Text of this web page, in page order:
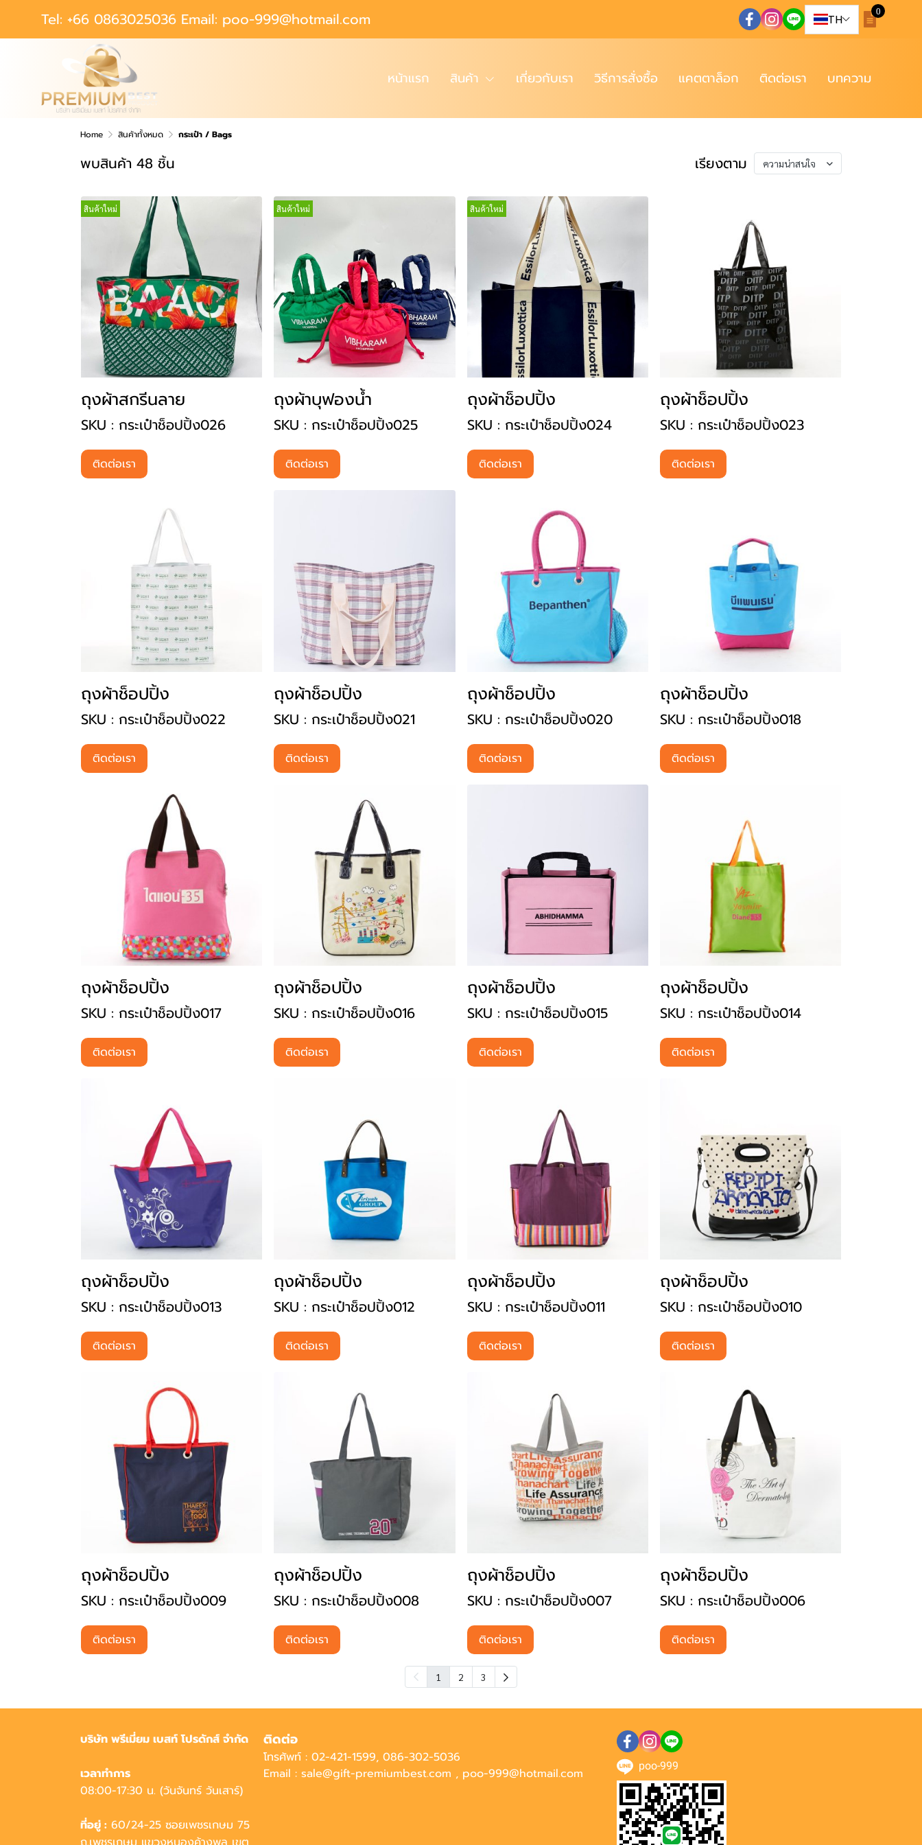
Tel: +66 0863025036 Email: poo-999@hotmail.com TH
0
หน้าแรก สินค้า เกี่ยวกับเรา วิธีการสั่งซื้อ แคตตาล็อก ติดต่อเรา บทความ
Home สินค้าทั้งหมด กระเป๋า / Bags
พบสินค้า 48 ชิ้น เรียงตาม ความน่าสนใจ
สินค้าใหม่
ถุงผ้าสกรีนลาย
SKU : กระเป๋าช็อปปิ้ง026
ติดต่อเรา
สินค้าใหม่
ถุงผ้าบุฟองน้ำ
SKU : กระเป๋าช็อปปิ้ง025
ติดต่อเรา
สินค้าใหม่
ถุงผ้าช็อปปิ้ง
SKU : กระเป๋าช็อปปิ้ง024
ติดต่อเรา
ถุงผ้าช็อปปิ้ง
SKU : กระเป๋าช็อปปิ้ง023
ติดต่อเรา
ถุงผ้าช็อปปิ้ง
SKU : กระเป๋าช็อปปิ้ง022
ติดต่อเรา
ถุงผ้าช็อปปิ้ง
SKU : กระเป๋าช็อปปิ้ง021
ติดต่อเรา
ถุงผ้าช็อปปิ้ง
SKU : กระเป๋าช็อปปิ้ง020
ติดต่อเรา
ถุงผ้าช็อปปิ้ง
SKU : กระเป๋าช็อปปิ้ง018
ติดต่อเรา
ถุงผ้าช็อปปิ้ง
SKU : กระเป๋าช็อปปิ้ง017
ติดต่อเรา
ถุงผ้าช็อปปิ้ง
SKU : กระเป๋าช็อปปิ้ง016
ติดต่อเรา
ถุงผ้าช็อปปิ้ง
SKU : กระเป๋าช็อปปิ้ง015
ติดต่อเรา
ถุงผ้าช็อปปิ้ง
SKU : กระเป๋าช็อปปิ้ง014
ติดต่อเรา
ถุงผ้าช็อปปิ้ง
SKU : กระเป๋าช็อปปิ้ง013
ติดต่อเรา
ถุงผ้าช็อปปิ้ง
SKU : กระเป๋าช็อปปิ้ง012
ติดต่อเรา
ถุงผ้าช็อปปิ้ง
SKU : กระเป๋าช็อปปิ้ง011
ติดต่อเรา
ถุงผ้าช็อปปิ้ง
SKU : กระเป๋าช็อปปิ้ง010
ติดต่อเรา
ถุงผ้าช็อปปิ้ง
SKU : กระเป๋าช็อปปิ้ง009
ติดต่อเรา
ถุงผ้าช็อปปิ้ง
SKU : กระเป๋าช็อปปิ้ง008
ติดต่อเรา
ถุงผ้าช็อปปิ้ง
SKU : กระเป๋าช็อปปิ้ง007
ติดต่อเรา
ถุงผ้าช็อปปิ้ง
SKU : กระเป๋าช็อปปิ้ง006
ติดต่อเรา
1 2 3
บริษัท พรีเมี่ยม เบสท์ โปรดักส์ จำกัด
เวลาทำการ
08:00-17:30 น. (วันจันทร์ วันเสาร์)
ที่อยู่ : 60/24-25 ซอยเพชรเกษม 75
ติดต่อ
โทรศัพท์ : 02-421-1599, 086-302-5036
Email : sale@gift-premiumbest.com , poo-999@hotmail.com
poo-999